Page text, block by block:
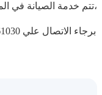
تتم خدمة الصيانة في المنزل وهذا من شأنه أن يُخفض التكاليف جدًا،